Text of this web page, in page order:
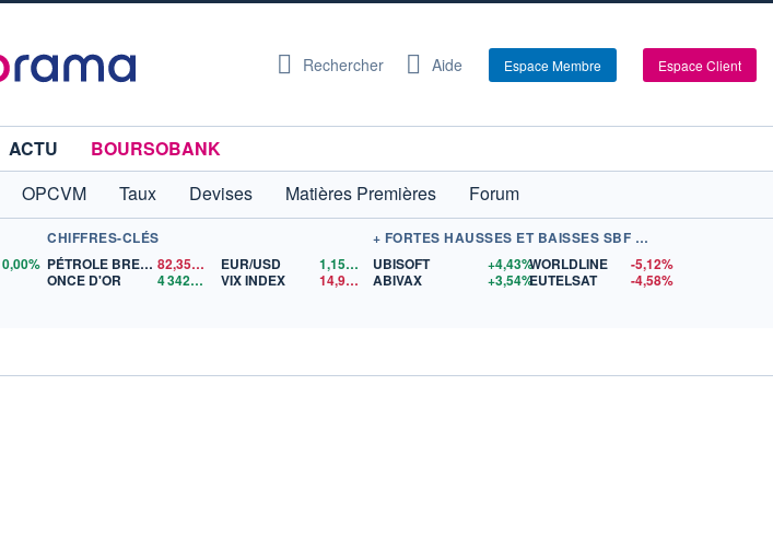
Rechercher Aide Espace Membre Espace Client
ACTU
BOURSOBANK
OPCVM Taux Devises Matières Premières
Forum
0,00%
CHIFFRES-CLÉS
PÉTROLE BRENT
82,35
$US
ONCE D'OR
4 342,26 $US
EUR/USD 1,1559
$US
VIX INDEX
14,90$US
+ FORTES HAUSSES ET BAISSES SBF 120
UBISOFT
+4,43%
ABIVAX
+3,54%
WORLDLINE
-5,12%
EUTELSAT
-4,58%